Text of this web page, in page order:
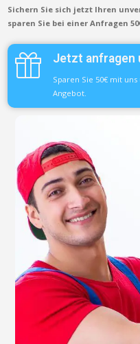
Sichern Sie sich jetzt Ihren
sparen Sie bei einer Anfragen
Jetzt anfragen
Sparen Sie 50€ mit
Angebot.